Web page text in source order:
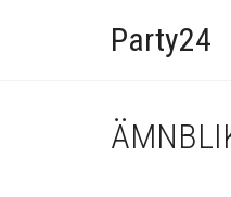
Party24